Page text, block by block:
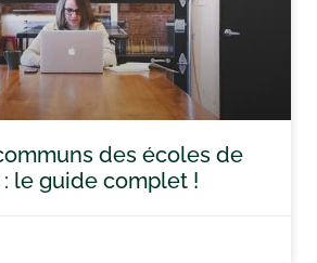
des écoles de
le guide complet !